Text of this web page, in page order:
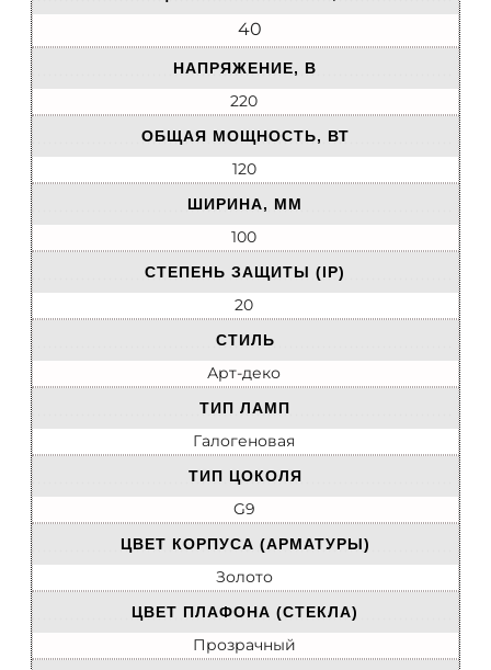
40
НАПРЯЖЕНИЕ, В
220
ОБЩАЯ МОЩНОСТЬ, ВТ
120
ШИРИНА, ММ
100
СТЕПЕНЬ ЗАЩИТЫ (IP)
20
СТИЛЬ
Арт-деко
ТИП ЛАМП
Галогеновая
ТИП ЦОКОЛЯ
G9
ЦВЕТ КОРПУСА (АРМАТУРЫ)
Золото
ЦВЕТ ПЛАФОНА (СТЕКЛА)
Прозрачный